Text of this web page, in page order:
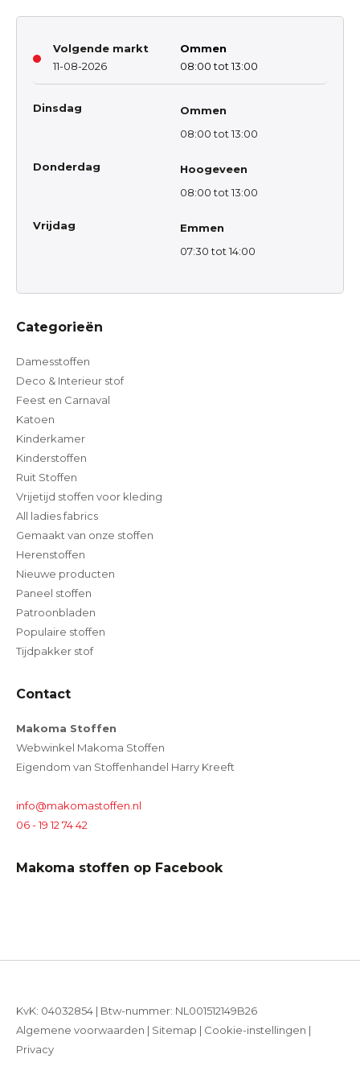
Volgende markt
11-08-2026
Ommen
08:00 tot 13:00
Dinsdag
Ommen
08:00 tot 13:00
Donderdag
Hoogeveen
08:00 tot 13:00
Vrijdag
Emmen
07:30 tot 14:00
Categorieën
Damesstoffen
Deco & Interieur stof
Feest en Carnaval
Katoen
Kinderkamer
Kinderstoffen
Ruit Stoffen
Vrijetijd stoffen voor kleding
All ladies fabrics
Gemaakt van onze stoffen
Herenstoffen
Nieuwe producten
Paneel stoffen
Patroonbladen
Populaire stoffen
Tijdpakker stof
Contact
Makoma Stoffen
Webwinkel Makoma Stoffen
Eigendom van Stoffenhandel Harry Kreeft
info@makomastoffen.nl
06 - 19 12 74 42
Makoma stoffen op Facebook
KvK: 04032854 | Btw-nummer: NL001512149B26
Algemene voorwaarden | Sitemap | Cookie-instellingen |
Privacy